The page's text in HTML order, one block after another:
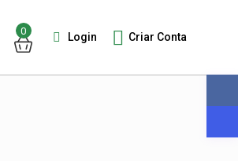
0 Login Criar Conta